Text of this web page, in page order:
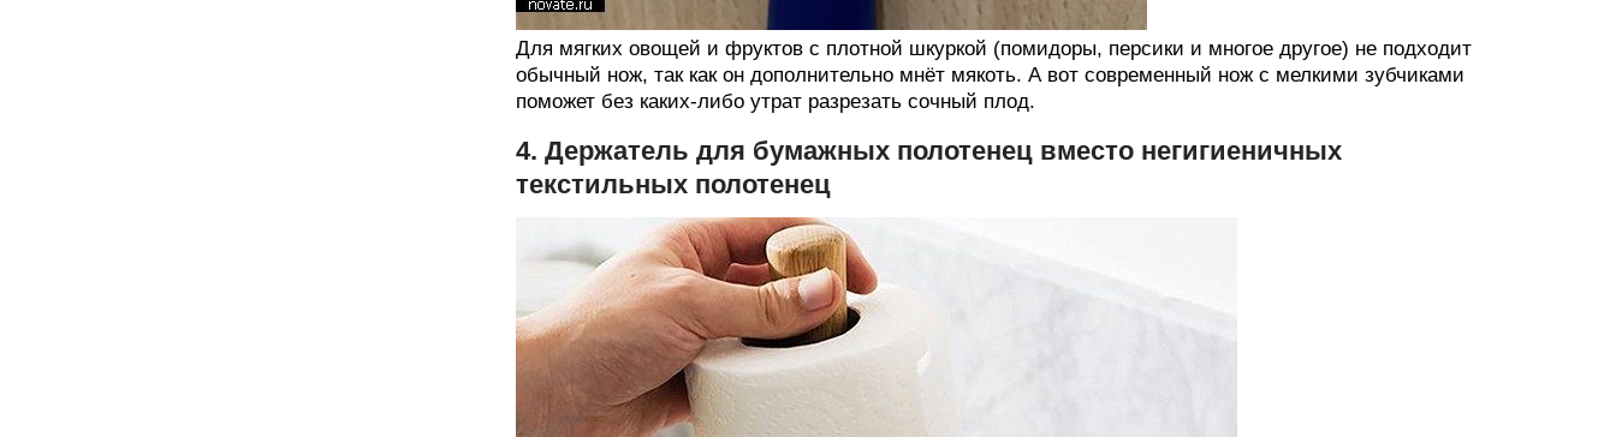
Для мягких овощей и фруктов с плотной шкуркой (помидоры, персики и многое другое) не подходит
обычный нож, так как он дополнительно мнёт мякоть. А вот современный нож с мелкими зубчиками
поможет без каких-либо утрат разрезать сочный плод.
4. Держатель для бумажных полотенец вместо негигиеничных
текстильных полотенец